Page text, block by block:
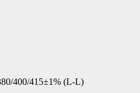
400/415±1% (L-L)